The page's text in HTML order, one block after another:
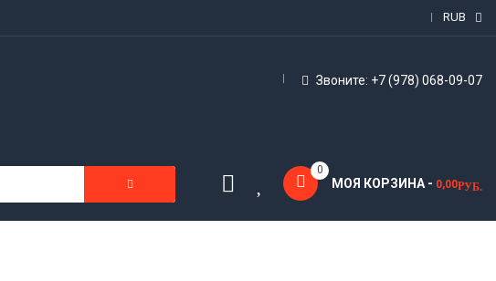
RUB
Звоните: +7 (978) 068-09-07
МОЯ КОРЗИНА - 0,00РУБ.
0